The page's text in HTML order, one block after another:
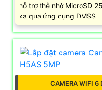
hỗ trợ thẻ nhớ MicroSD
xa qua ứng dụng DMSS
CAMERA WIFI 6